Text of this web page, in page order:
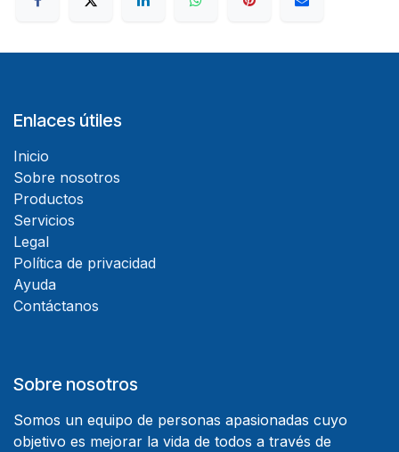
Enlaces útiles
Inicio
Sobre nosotros
Productos
Servicios
Legal
Política de privacidad
Ayuda
Contáctanos
Sobre nosotros
Somos un equipo de personas apasionadas cuyo
objetivo es mejorar la vida de todos a través de